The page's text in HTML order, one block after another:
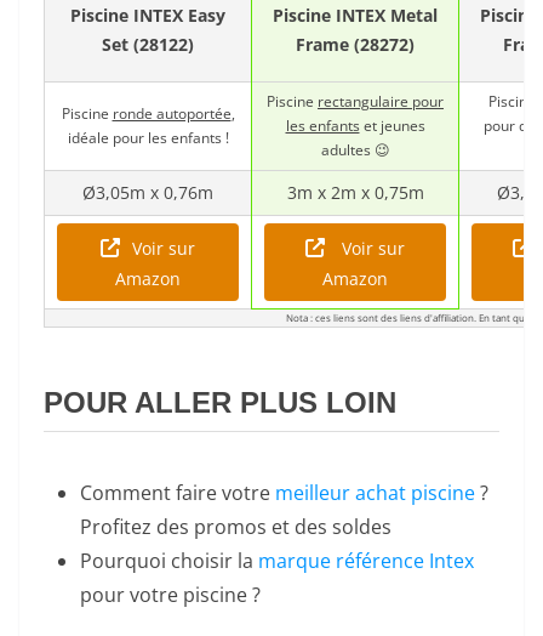
Piscine INTEX Easy
Set (28122)
Piscine INTEX Metal
Frame (28272)
Piscine ronde autoportée,
idéale pour les enfants !
Piscine rectangulaire pour
les enfantset jeunes
adultes 😉
Piscine
pour de
Ø3,05m x 0,76m 3m x 2m x 0,75m
Voir sur
Amazon
Voir sur
Amazon
Nota : ces liens sont des liens d'affiliation. En tant que
POUR ALLER PLUS LOIN
Comment faire votre meilleur achat piscine?
Profitez des promos et des soldes
Pourquoi choisir la marque référence Intex
pour votre piscine ?